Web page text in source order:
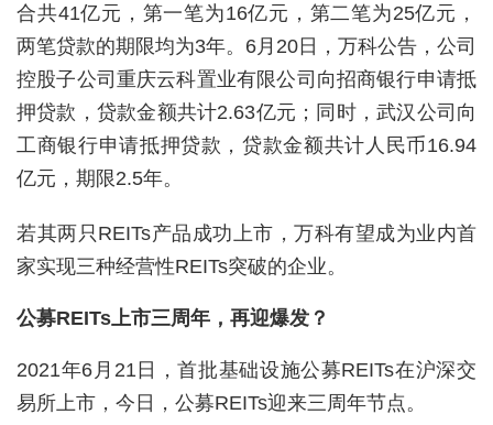
合共41亿元，第一笔为16亿元，第二笔为25亿元，
两笔贷款的期限均为3年。6月20日，万科公告，公司
控股子公司重庆云科置业有限公司向招商银行申请抵
押贷款，贷款金额共计2.63亿元；同时，武汉公司向
工商银行申请抵押贷款，贷款金额共计人民币16.94
亿元，期限2.5年。
若其两只REITs产品成功上市，万科有望成为业内首
家实现三种经营性REITs突破的企业。
公募REITs上市三周年，再迎爆发？
2021年6月21日，首批基础设施公募REITs在沪深交
易所上市，今日，公募REITs迎来三周年节点。